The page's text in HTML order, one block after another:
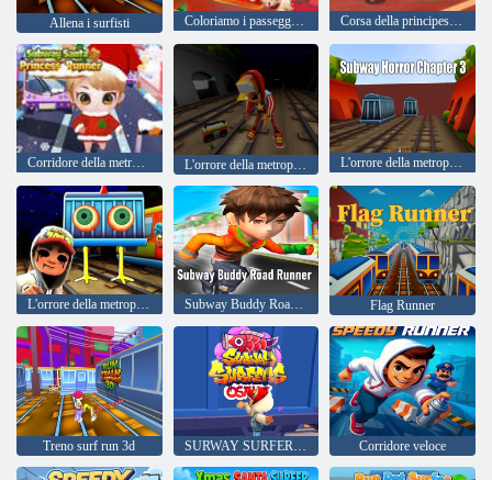
Allena i surfisti Coloriamo i passeggeri della metropolitana Corsa della principessa della metropolitana
Corridore della metropolitana di Santa Princess L'orrore della metropolitana: capitolo 2 L'orrore della metropolitana capitolo 3
L'orrore della metropolitana: capitolo 1 Subway Buddy Road Runner Flag Runner
Treno surf run 3d SURWAY SURFERS Osaka Corridore veloce